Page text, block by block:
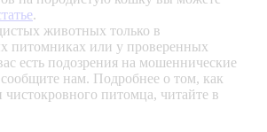
.
животных только в
питомниках или у проверенных
есть подозрения на мошеннические
сообщите нам. Подробнее о том, как
чистокровного питомца, читайте в